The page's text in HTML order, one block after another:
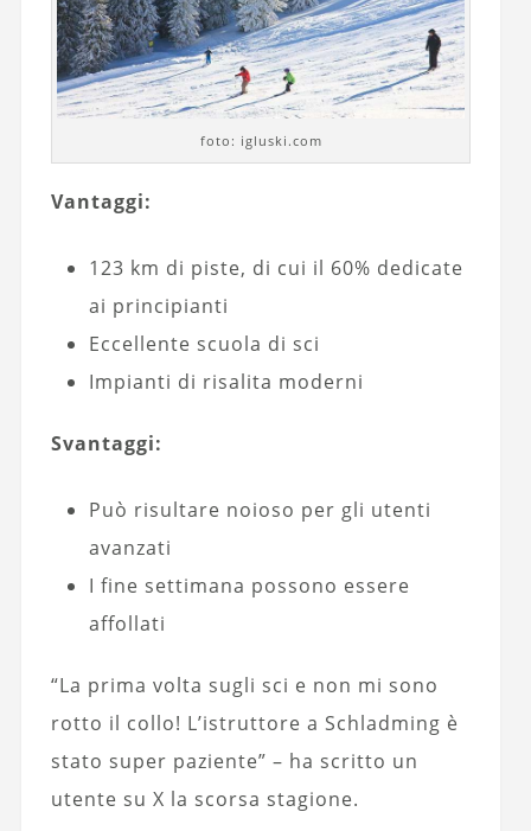
foto: igluski.com
Vantaggi:
123 km di piste, di cui il 60% dedicate
ai principianti
Eccellente scuola di sci
Impianti di risalita moderni
Svantaggi:
Può risultare noioso per gli utenti
avanzati
I fine settimana possono essere
affollati
“La prima volta sugli sci e non mi sono
rotto il collo! L’istruttore a Schladming è
stato super paziente” – ha scritto un
utente su X la scorsa stagione.